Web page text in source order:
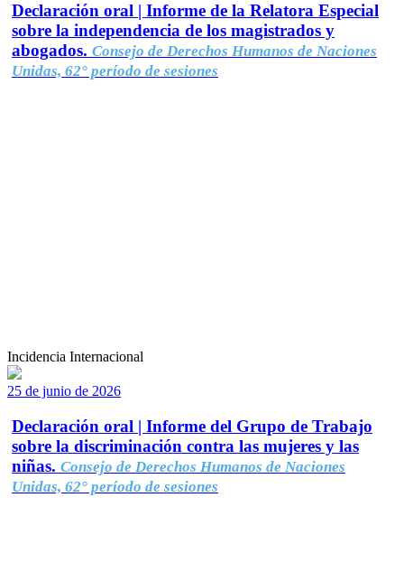
Declaración oral | Informe de la Relatora Especial
sobre la independencia de los magistrados y
abogados. Consejo de Derechos Humanos de Naciones
Unidas, 62° período de sesiones
Incidencia Internacional
25 de junio de 2026
Declaración oral | Informe del Grupo de Trabajo
sobre la discriminación contra las mujeres y las
niñas. Consejo de Derechos Humanos de Naciones
Unidas, 62° período de sesiones